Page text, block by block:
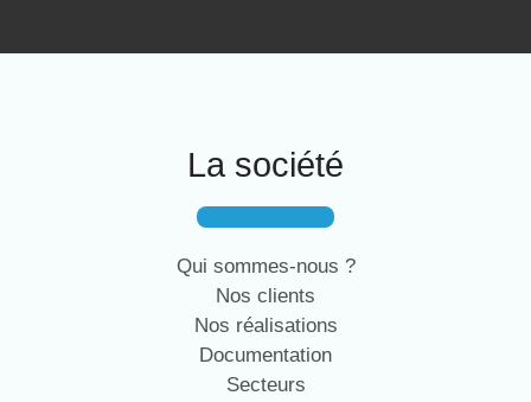
La société
Qui sommes-nous ?
Nos clients
Nos réalisations
Documentation
Secteurs